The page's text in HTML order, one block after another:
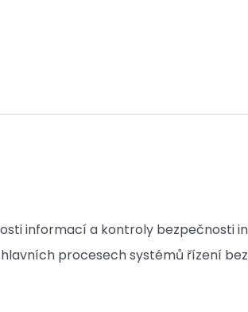
informací a kontroly bezpečnosti
procesech systémů řízení